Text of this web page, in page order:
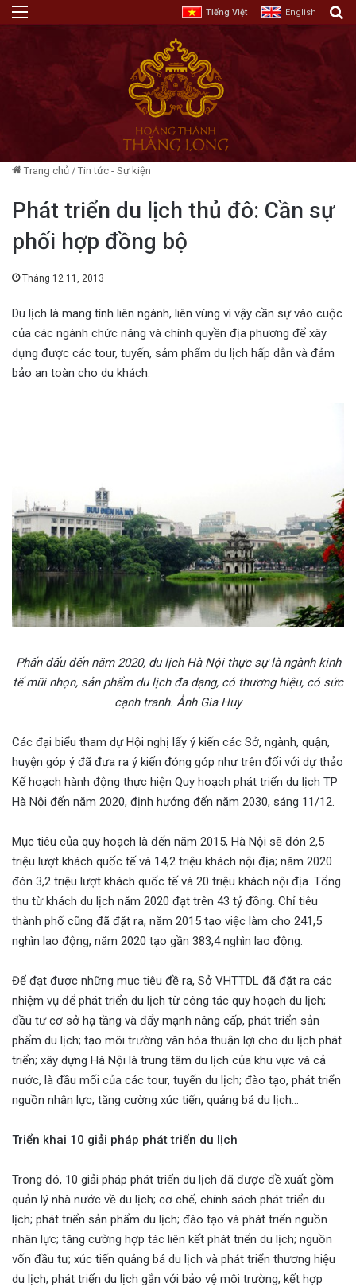
Tiếng Việt English
Trang chủ / Tin tức - Sự kiện
Phát triển du lịch thủ đô: Cần sự
phối hợp đồng bộ
Tháng 12 11, 2013
Du lịch là mang tính liên ngành, liên vùng vì vậy cần sự vào cuộc
của các ngành chức năng và chính quyền địa phương để xây
dựng được các tour, tuyến, sảm phẩm du lịch hấp dẫn và đảm
bảo an toàn cho du khách.
Phấn đấu đến năm 2020, du lịch Hà Nội thực sự là ngành kinh
tế mũi nhọn, sản phẩm du lịch đa dạng, có thương hiệu, có sức
cạnh tranh. Ảnh Gia Huy
Các đại biểu tham dự Hội nghị lấy ý kiến các Sở, ngành, quận,
huyện góp ý đã đưa ra ý kiến đóng góp như trên đối với dự thảo
Kế hoạch hành động thực hiện Quy hoạch phát triển du lịch TP
Hà Nội đến năm 2020, định hướng đến năm 2030, sáng 11/12.
Mục tiêu của quy hoạch là đến năm 2015, Hà Nội sẽ đón 2,5
triệu lượt khách quốc tế và 14,2 triệu khách nội địa; năm 2020
đón 3,2 triệu lượt khách quốc tế và 20 triệu khách nội địa. Tổng
thu từ khách du lịch năm 2020 đạt trên 43 tỷ đồng. Chỉ tiêu
thành phố cũng đã đặt ra, năm 2015 tạo việc làm cho 241,5
nghìn lao động, năm 2020 tạo gần 383,4 nghìn lao động.
Để đạt được những mục tiêu đề ra, Sở VHTTDL đã đặt ra các
nhiệm vụ để phát triển du lịch từ công tác quy hoạch du lịch;
đầu tư cơ sở hạ tầng và đẩy mạnh nâng cấp, phát triển sản
phẩm du lịch; tạo môi trường văn hóa thuận lợi cho du lịch phát
triển; xây dựng Hà Nội là trung tâm du lịch của khu vực và cả
nước, là đầu mối của các tour, tuyến du lịch; đào tạo, phát triển
nguồn nhân lực; tăng cường xúc tiến, quảng bá du lịch…
Triển khai 10 giải pháp phát triển du lịch
Trong đó, 10 giải pháp phát triển du lịch đã được đề xuất gồm
quản lý nhà nước về du lịch; cơ chế, chính sách phát triển du
lịch; phát triển sản phẩm du lịch; đào tạo và phát triển nguồn
nhân lực; tăng cường hợp tác liên kết phát triển du lịch; nguồn
vốn đầu tư; xúc tiến quảng bá du lịch và phát triển thương hiệu
du lịch; phát triển du lịch gắn với bảo vệ môi trường; kết hợp